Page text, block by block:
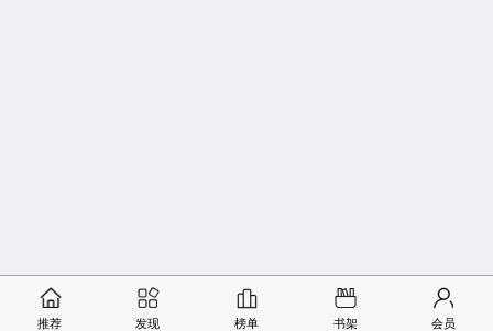
推荐 发现 榜单 书架 会员